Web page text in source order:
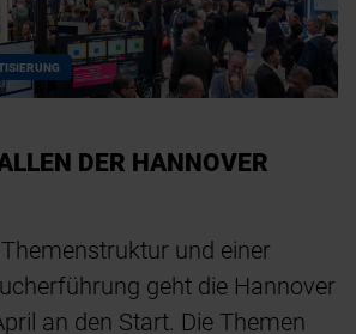
DER HANNOVER
und einer
geht die Hannover
an den Start. Die Themen